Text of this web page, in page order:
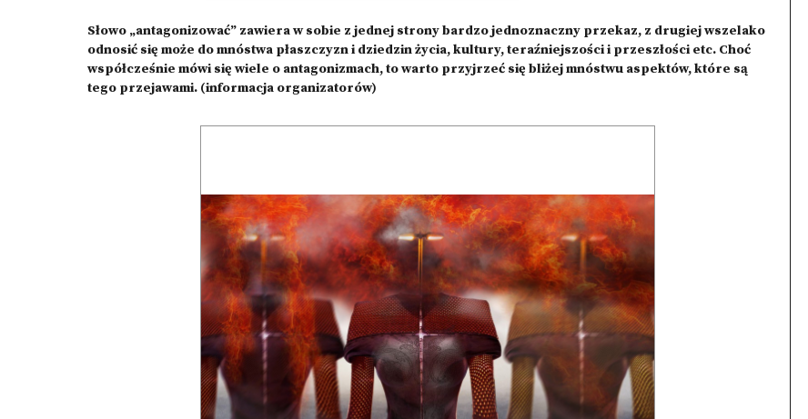
Słowo „antagonizować” zawiera w sobie z jednej strony bardzo jednoznaczny przekaz, z drugiej wszelako
odnosić się może do mnóstwa płaszczyzn i dziedzin życia, kultury, teraźniejszości i przeszłości etc. Choć
współcześnie mówi się wiele o antagonizmach, to warto przyjrzeć się bliżej mnóstwu aspektów, które są
tego przejawami. (informacja organizatorów)